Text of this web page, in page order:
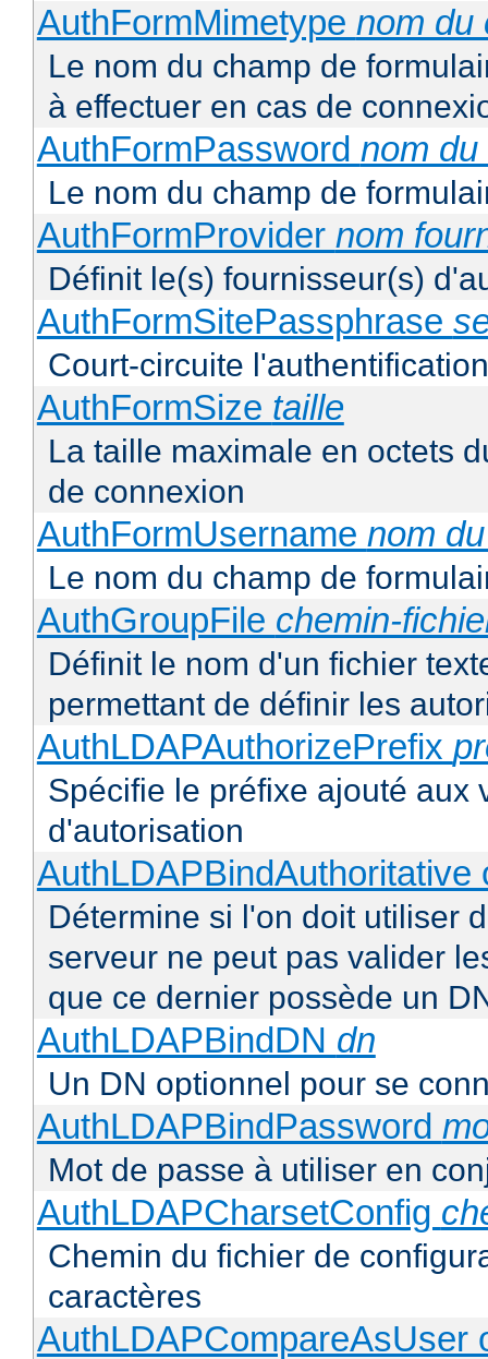
AuthFormMimetype nom du
Le nom du champ de
à effectuer en cas de
AuthFormPassword nom
Le nom du champ de
AuthFormProvider nom
Définit le(s) fournisseur(s)
AuthFormSitePassphrase
Court-circuite
AuthFormSize taille
La taille maximale en octets
de connexion
AuthFormUsername nom
Le nom du champ de
AuthGroupFile chemin-
Définit le nom d'un fichier
permettant de définir les
AuthLDAPAuthorizePrefix
Spécifie le préfixe ajouté aux
d'autorisation
AuthLDAPBindAuthoritative
Détermine si l'on doit utiliser
serveur ne peut pas valider
que ce dernier possède un
AuthLDAPBindDN dn
Un DN optionnel pour se
AuthLDAPBindPassword
Mot de passe à utiliser en
AuthLDAPCharsetConfig
Chemin du fichier de
caractères
AuthLDAPCompareAsUser